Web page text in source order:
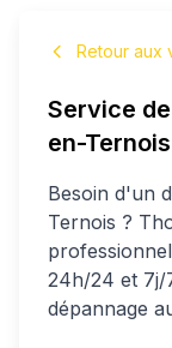
Retour aux
Service
en-Ternois
Besoin d'un
Ternois ?
professionnel
24h/24 et 7j/
dépannage